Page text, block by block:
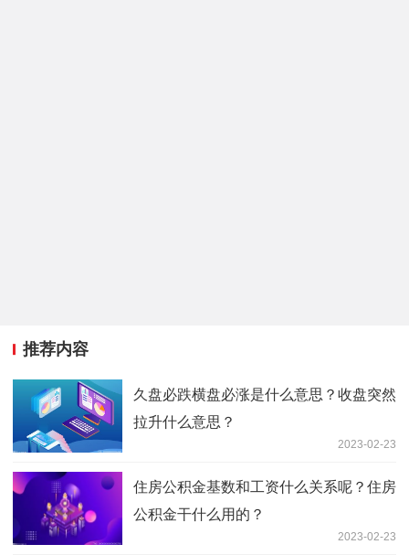
推荐内容
久盘必跌横盘必涨是什么意思？收盘突然
拉升什么意思？
2023-02-23
住房公积金基数和工资什么关系呢？住房
公积金干什么用的？
2023-02-23